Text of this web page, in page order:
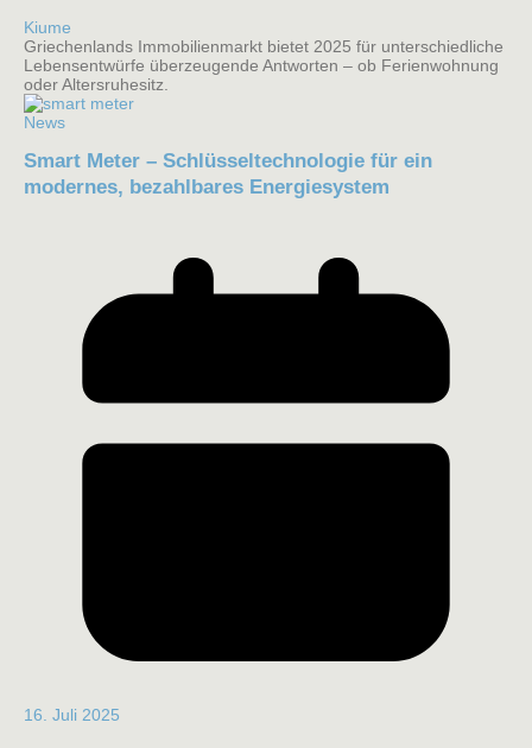
Kiume
Griechenlands Immobilienmarkt bietet 2025 für unterschiedliche
Lebensentwürfe überzeugende Antworten – ob Ferienwohnung
oder Altersruhesitz.
News
Smart Meter – Schlüsseltechnologie für ein
modernes, bezahlbares Energiesystem
16. Juli 2025